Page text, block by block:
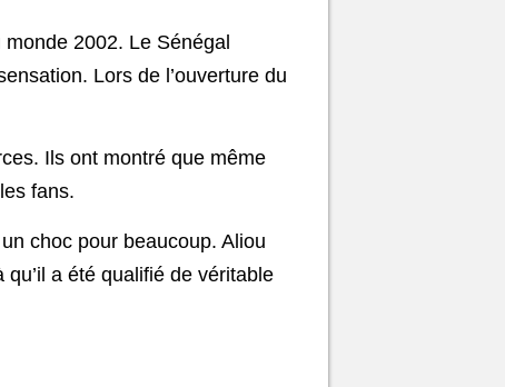
2002. Le Sénégal
Lors de l’ouverture du
Ils ont montré que même
fans.
choc pour beaucoup. Aliou
qu’il a été qualifié de véritable